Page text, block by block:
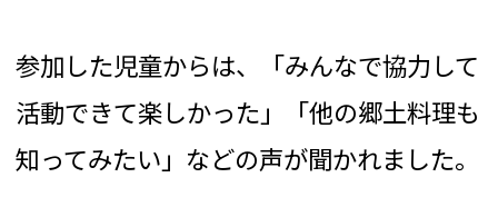
参加した児童からは、「みんなで協力して
活動できて楽しかった」「他の郷土料理も
知ってみたい」などの声が聞かれました。